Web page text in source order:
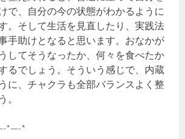
で、自分の今の状態がわかるように
。そして生活を見直したり、実践法
手助けとなると思います。おなかが
してそうなったか、何々を食べたか
るでしょう。そういう感じで、内蔵
に、チャクラも全部バランスよく整
。
*—-*